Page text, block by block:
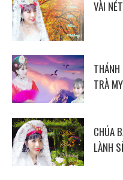
VÀI
TRÀ
CHÚA
LÀNH